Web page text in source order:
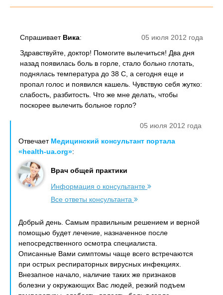
05 июля 2012 года
Спрашивает Вика:
Здравствуйте, доктор! Помогите вылечиться! Два дня
назад появилась боль в горле, стало больно глотать,
поднялась температура до 38 С, а сегодня еще и
пропал голос и появился кашель. Чувствую себя жутко:
слабость, разбитость. Что же мне делать, чтобы
поскорее вылечить больное горло?
05 июля 2012 года
Отвечает Медицинский консультант портала
«health-ua.org»:
Врач общей практики
Информация о консультанте
Все ответы консультанта
Добрый день. Самым правильным решением и верной
помощью будет лечение, назначенное после
непосредственного осмотра специалиста.
Описанные Вами симптомы чаще всего встречаются
при острых респираторных вирусных инфекциях.
Внезапное начало, наличие таких же признаков
болезни у окружающих Вас людей, резкий подъем